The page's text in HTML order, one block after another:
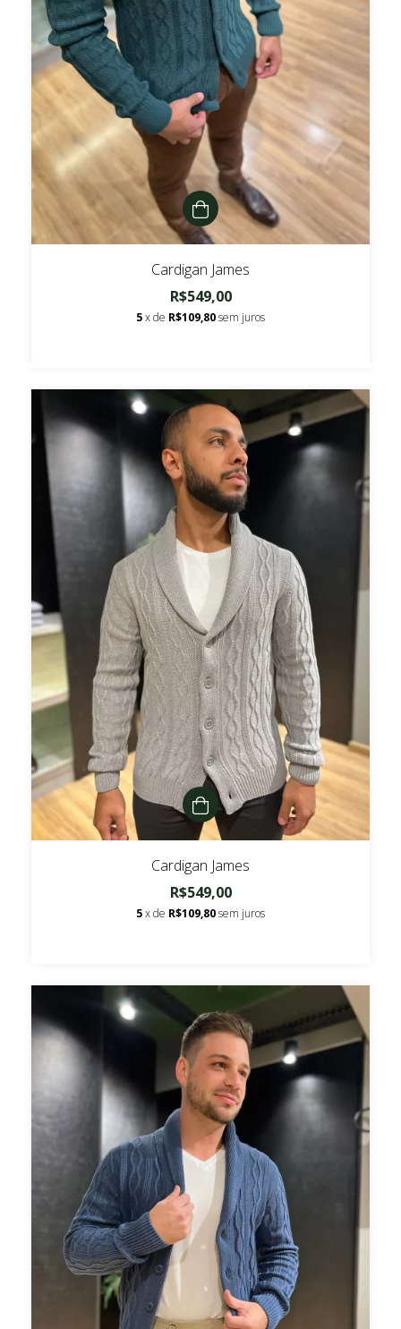
Cardigan James
R$549,00
5x de R$109,80sem juros
Cardigan James
R$549,00
5x de R$109,80sem juros